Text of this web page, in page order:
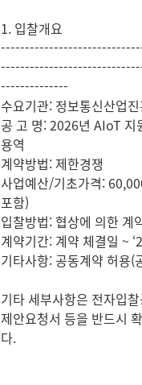
1. 입찰개요
--------------
수요기관: 정보통신산업진
공 고 명: 2026년 AIoT 지
용역
계약방법: 제한경쟁
사업예산/기초가격:
포함)
입찰방법: 협상에 의한 계
계약기간: 계약 체결일 ~
기타사항: 공동계약 허용(
기타 세부사항은 전자입
제안요청서 등을 반드시
다.